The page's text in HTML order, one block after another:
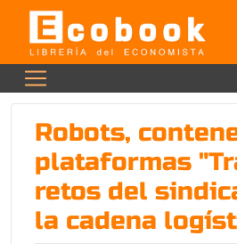
Robots,
plataformas
retos del
la cadena